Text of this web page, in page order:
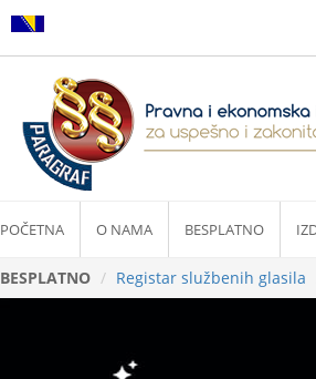
POČETNA O NAMA BESPLATNO
BESPLATNO Registar službenih glasila